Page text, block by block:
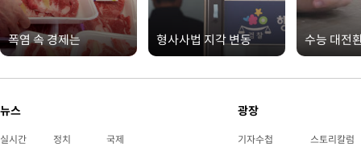
폭염 속 경제는 형사사법 지각 변동 수능 대전
뉴스
실시간 정치 국제
광장
기자수첩 스토리칼럼